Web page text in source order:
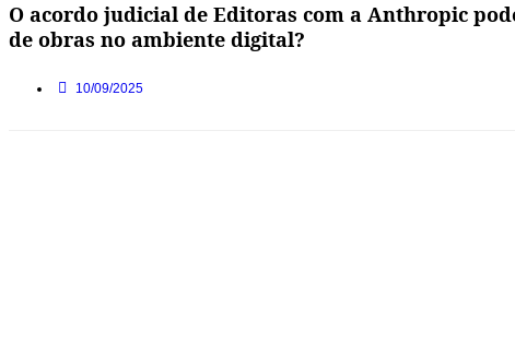
O acordo judicial de Editoras com a Anthropic
de obras no ambiente digital?
10/09/2025